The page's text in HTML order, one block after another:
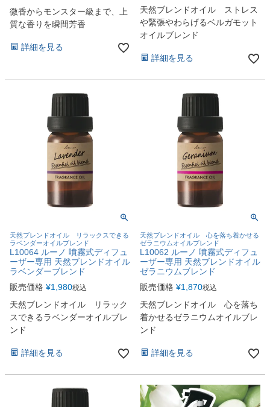
微香からモンスター級まで、上
質な香りを瞬間芳香
詳細を見る
天然ブレンドオイル ストレス
や緊張やわらげるベルガモット
オイルブレンド
詳細を見る
天然ブレンドオイル リラックスできる
ラベンダーオイルブレンド
L10064 ルーノ 噴霧式ディフュ
ーザー専用 天然ブレンドオイル
ラベンダーブレンド
販売価格 ¥1,980税込
天然ブレンドオイル リラック
スできるラベンダーオイルブレ
ンド
詳細を見る
天然ブレンドオイル 心を落ち着かせる
ゼラニウムオイルブレンド
L10062 ルーノ 噴霧式ディフュ
ーザー専用 天然ブレンドオイル
ゼラニウムブレンド
販売価格 ¥1,870税込
天然ブレンドオイル 心を落ち
着かせるゼラニウムオイルブレ
ンド
詳細を見る